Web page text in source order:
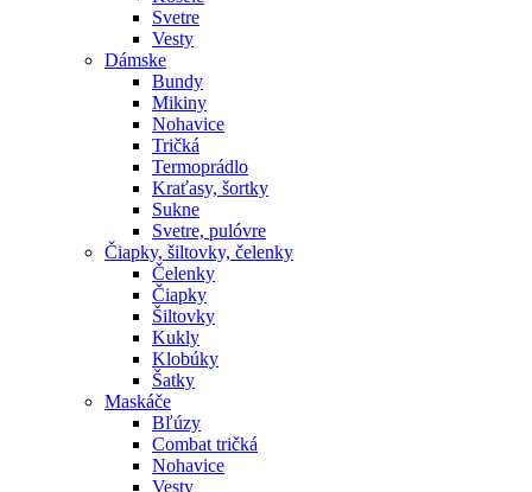
Svetre
Vesty
Dámske
Bundy
Mikiny
Nohavice
Tričká
Termoprádlo
Kraťasy, šortky
Sukne
Svetre, pulóvre
Čiapky, šiltovky, čelenky
Čelenky
Čiapky
Šiltovky
Kukly
Klobúky
Šatky
Maskáče
Bľúzy
Combat tričká
Nohavice
Vesty